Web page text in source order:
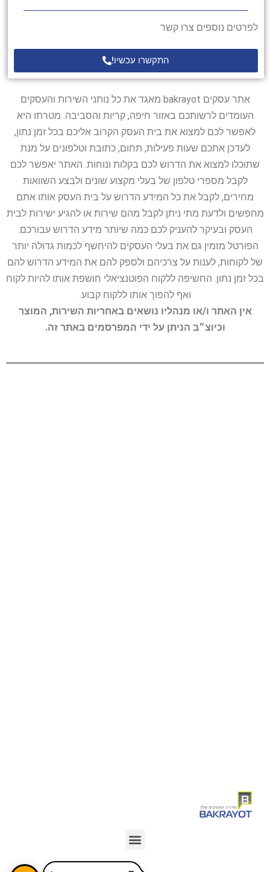
לפרטים נוספים צרו קשר
התקשרו עכשיו!
אתר עסקים bakrayot מאגד את כל נותני השירות והעסקים
העומדים לרשותכם באזור חיפה, קריות והסביבה. מטרתו היא
לאפשר לכם למצוא את בית העסק הקרוב אליכם בכל זמן נתון,
לעדכן אתכם שעות פעילות, תחום, כתובת וטלפונים על מנת
שתוכלו למצוא את הדרוש לכם בקלות ונוחות. האתר יאפשר לכם
לקבל מספרי טלפון של בעלי מקצוע שונים ולבצע השוואות
מחירים, לקבל את כל המידע הדרוש על בית העסק אותו אתם
מחפשים ולדעת מתי ניתן לקבל מהם שירות או להגיע ישירות לבית
העסק ובעיקר להעניק לכם כמה שיותר מידע הדרוש עבורכם.
הפורטל מזמין גם את בעלי העסקים להיחשף לכמות גדולה יותר
של לקוחות, לענות על צרכיהם ולספק להם את המידע הדרוש להם
בכל זמן נתון. החשיפה ללקוח הפוטנציאלי חושפת אותו להיות לקוח
ואף להפוך אותו ללקוח קבוע.
אין האתר ו/או מנהליו נושאים באחריות השירות, המוצר
וכיוצ״ב הניתן על ידי המפרסמים באתר זה.